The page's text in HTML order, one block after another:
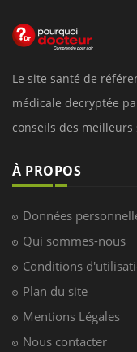
Le site santé de
médicale decryptée
conseils des meilleurs
À PROPOS
Données
Qui sommes-nous
Conditions
Plan du site
Mentions Légales
Nous contacter